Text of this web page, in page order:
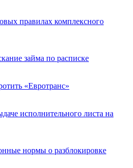
правилах комплексного
займа по расписке
«Евротранс»
исполнительного листа на
нормы о разблокировке